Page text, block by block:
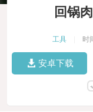
回锅
工具 时
安卓下载